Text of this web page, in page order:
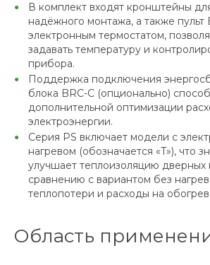
В комплект входят кронштейны
надёжного монтажа, а также пульт
электронным термостатом,
задавать температуру и
прибора.
Поддержка подключения
блока BRC-C (опционально)
дополнительной оптимизации
электроэнергии.
Серия PS включает модели с
нагревом (обозначается «T»), что
улучшает теплоизоляцию дверных
сравнению с вариантом без
теплопотери и расходы на
Область